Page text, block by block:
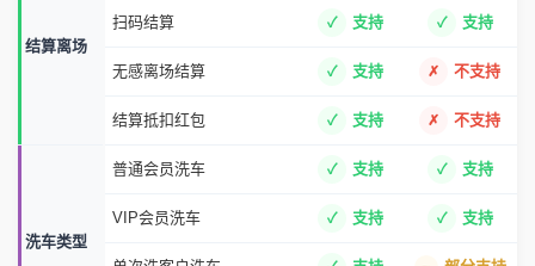
无感离场结算 支持 不支持
结算抵扣红包 支持 不支持
普通会员洗车 支持 支持
VIP会员洗车 支持 支持
单次洗客户洗车 支持 部分支持